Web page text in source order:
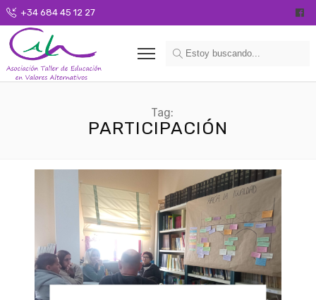
+34 684 45 12 27
Tag:
PARTICIPACIÓN